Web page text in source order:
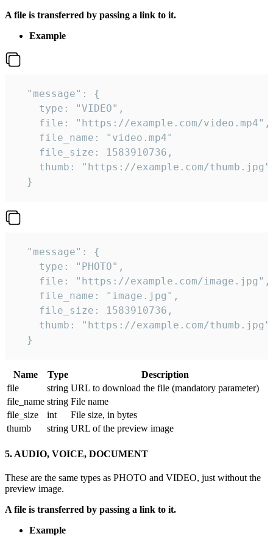
A file is transferred by passing a link to it.
Example
  "message": {
    type: "VIDEO",
    file: "https://example.com/video.mp4",
    file_name: "video.mp4"
    file_size: 1583910736,
    thumb: "https://example.com/thumb.jpg"
  }
  "message": {
    type: "PHOTO",
    file: "https://example.com/image.jpg",
    file_name: "image.jpg",
    file_size: 1583910736,
    thumb: "https://example.com/thumb.jpg"
  }
Name Type
Description
file
string URL to download the file (mandatory parameter)
file_name string File name
file_size
int
File size, in bytes
thumb
string URL of the preview image
5. AUDIO, VOICE, DOCUMENT
These are the same types as PHOTO and VIDEO, just without the
preview image.
A file is transferred by passing a link to it.
Example